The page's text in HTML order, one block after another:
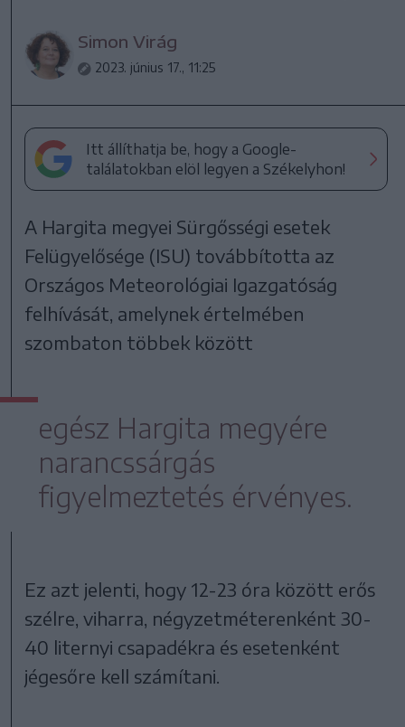
Simon Virág
2023. június 17., 11:25
Itt állíthatja be, hogy a Google-
találatokban elöl legyen a Székelyhon!
A Hargita megyei Sürgősségi esetek
Felügyelősége (ISU) továbbította az
Országos Meteorológiai Igazgatóság
felhívását, amelynek értelmében
szombaton többek között
egész Hargita megyére
narancssárgás
figyelmeztetés érvényes.
Ez azt jelenti, hogy 12-23 óra között erős
szélre, viharra, négyzetméterenként 30-
40 liternyi csapadékra és esetenként
jégesőre kell számítani.